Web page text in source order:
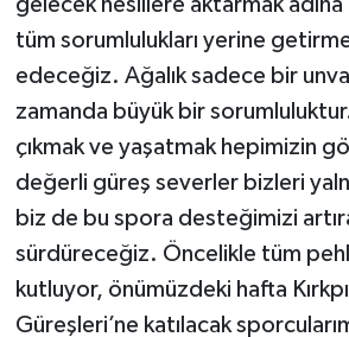
gelecek nesillere aktarmak
tüm sorumlulukları yerine
edeceğiz. Ağalık sadece bir
zamanda büyük bir
çıkmak ve yaşatmak hepimizin
değerli güreş severler bizleri
biz de bu spora desteğimizi
sürdüreceğiz. Öncelikle tüm
kutluyor, önümüzdeki hafta
Güreşleri’ne katılacak